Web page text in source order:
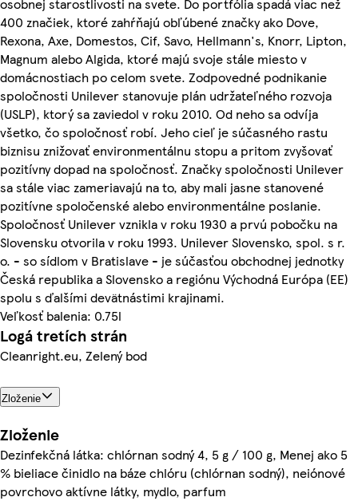
400 značiek, ktoré zahŕňajú obľúbené značky ako Dove,
Rexona, Axe, Domestos, Cif, Savo, Hellmann's, Knorr, Lipton,
Magnum alebo Algida, ktoré majú svoje stále miesto v
domácnostiach po celom svete. Zodpovedné podnikanie
spoločnosti Unilever stanovuje plán udržateľného rozvoja
(USLP), ktorý sa zaviedol v roku 2010. Od neho sa odvíja
všetko, čo spoločnosť robí. Jeho cieľ je súčasného rastu
biznisu znižovať environmentálnu stopu a pritom zvyšovať
pozitívny dopad na spoločnosť. Značky spoločnosti Unilever
sa stále viac zameriavajú na to, aby mali jasne stanovené
pozitívne spoločenské alebo environmentálne poslanie.
Spoločnosť Unilever vznikla v roku 1930 a prvú pobočku na
Slovensku otvorila v roku 1993. Unilever Slovensko, spol. s r.
o. - so sídlom v Bratislave - je súčasťou obchodnej jednotky
Česká republika a Slovensko a regiónu Východná Európa (EE)
spolu s ďalšími devätnástimi krajinami.
Veľkosť balenia: 0.75l
Logá tretích strán
Cleanright.eu, Zelený bod
Zloženie
Zloženie
Dezinfekčná látka: chlórnan sodný 4, 5 g / 100 g, Menej ako 5
% bieliace činidlo na báze chlóru (chlórnan sodný), neiónové
povrchovo aktívne látky, mydlo, parfum